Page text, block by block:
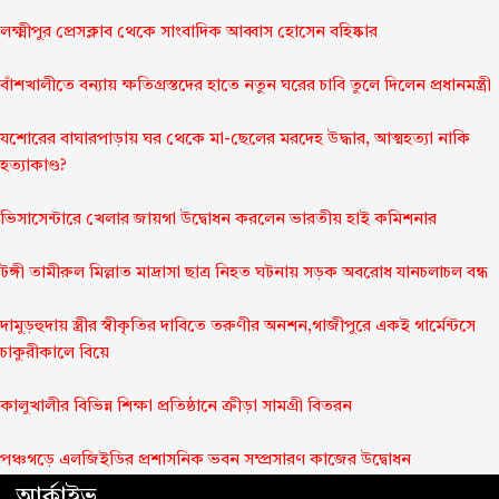
লক্ষ্মীপুর প্রেসক্লাব থেকে সাংবাদিক আব্বাস হোসেন বহিষ্কার
বাঁশখালীতে বন্যায় ক্ষতিগ্রস্তদের হাতে নতুন ঘরের চাবি তুলে দিলেন প্রধানমন্ত্রী
যশোরের বাঘারপাড়ায় ঘর থেকে মা-ছেলের মরদেহ উদ্ধার, আত্মহত্যা নাকি
হত্যাকাণ্ড?
ভিসাসেন্টারে খেলার জায়গা উদ্বোধন করলেন ভারতীয় হাই কমিশনার
টঙ্গী তামীরুল মিল্লাত মাদ্রাসা ছাত্র নিহত ঘটনায় সড়ক অবরোধ যানচলাচল বন্ধ
দামুড়হুদায় স্ত্রীর স্বীকৃতির দাবিতে তরুণীর অনশন,গাজীপুরে একই গার্মেন্টসে
চাকুরীকালে বিয়ে
কালুখালীর বিভিন্ন শিক্ষা প্রতিষ্ঠানে ক্রীড়া সামগ্রী বিতরন
পঞ্চগড়ে এলজিইডির প্রশাসনিক ভবন সম্প্রসারণ কাজের উদ্বোধন